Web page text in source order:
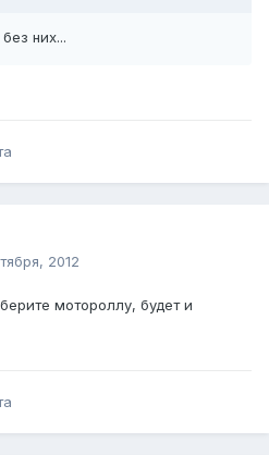
них...
2012
мотороллу, будет и